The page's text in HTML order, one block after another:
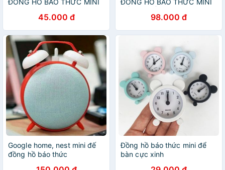
ĐỒNG HỒ BÁO THỨC MINI
45.000 đ
ĐỒNG HỒ BÁO THỨC MINI
ĐỒNG HỒ ĐỂ BÀN
98.000 đ
Google home, nest mini đế
đồng hồ báo thức
Đồng hồ báo thức mini để
bàn cực xinh